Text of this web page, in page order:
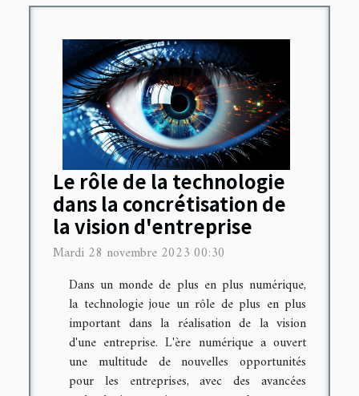
Le rôle de la technologie
dans la concrétisation de
la vision d'entreprise
Mardi 28 novembre 2023 00:30
Dans un monde de plus en plus numérique,
la technologie joue un rôle de plus en plus
important dans la réalisation de la vision
d'une entreprise. L'ère numérique a ouvert
une multitude de nouvelles opportunités
pour les entreprises, avec des avancées